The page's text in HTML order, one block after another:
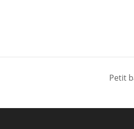
Petit